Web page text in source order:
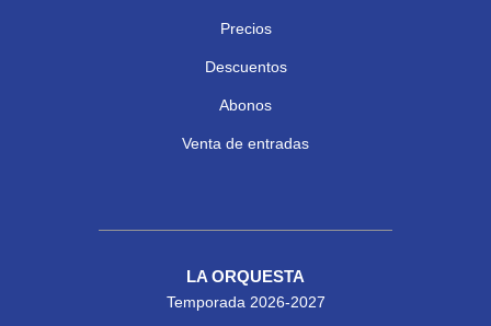
Precios
Descuentos
Abonos
Venta de entradas
LA ORQUESTA
Temporada 2026-2027